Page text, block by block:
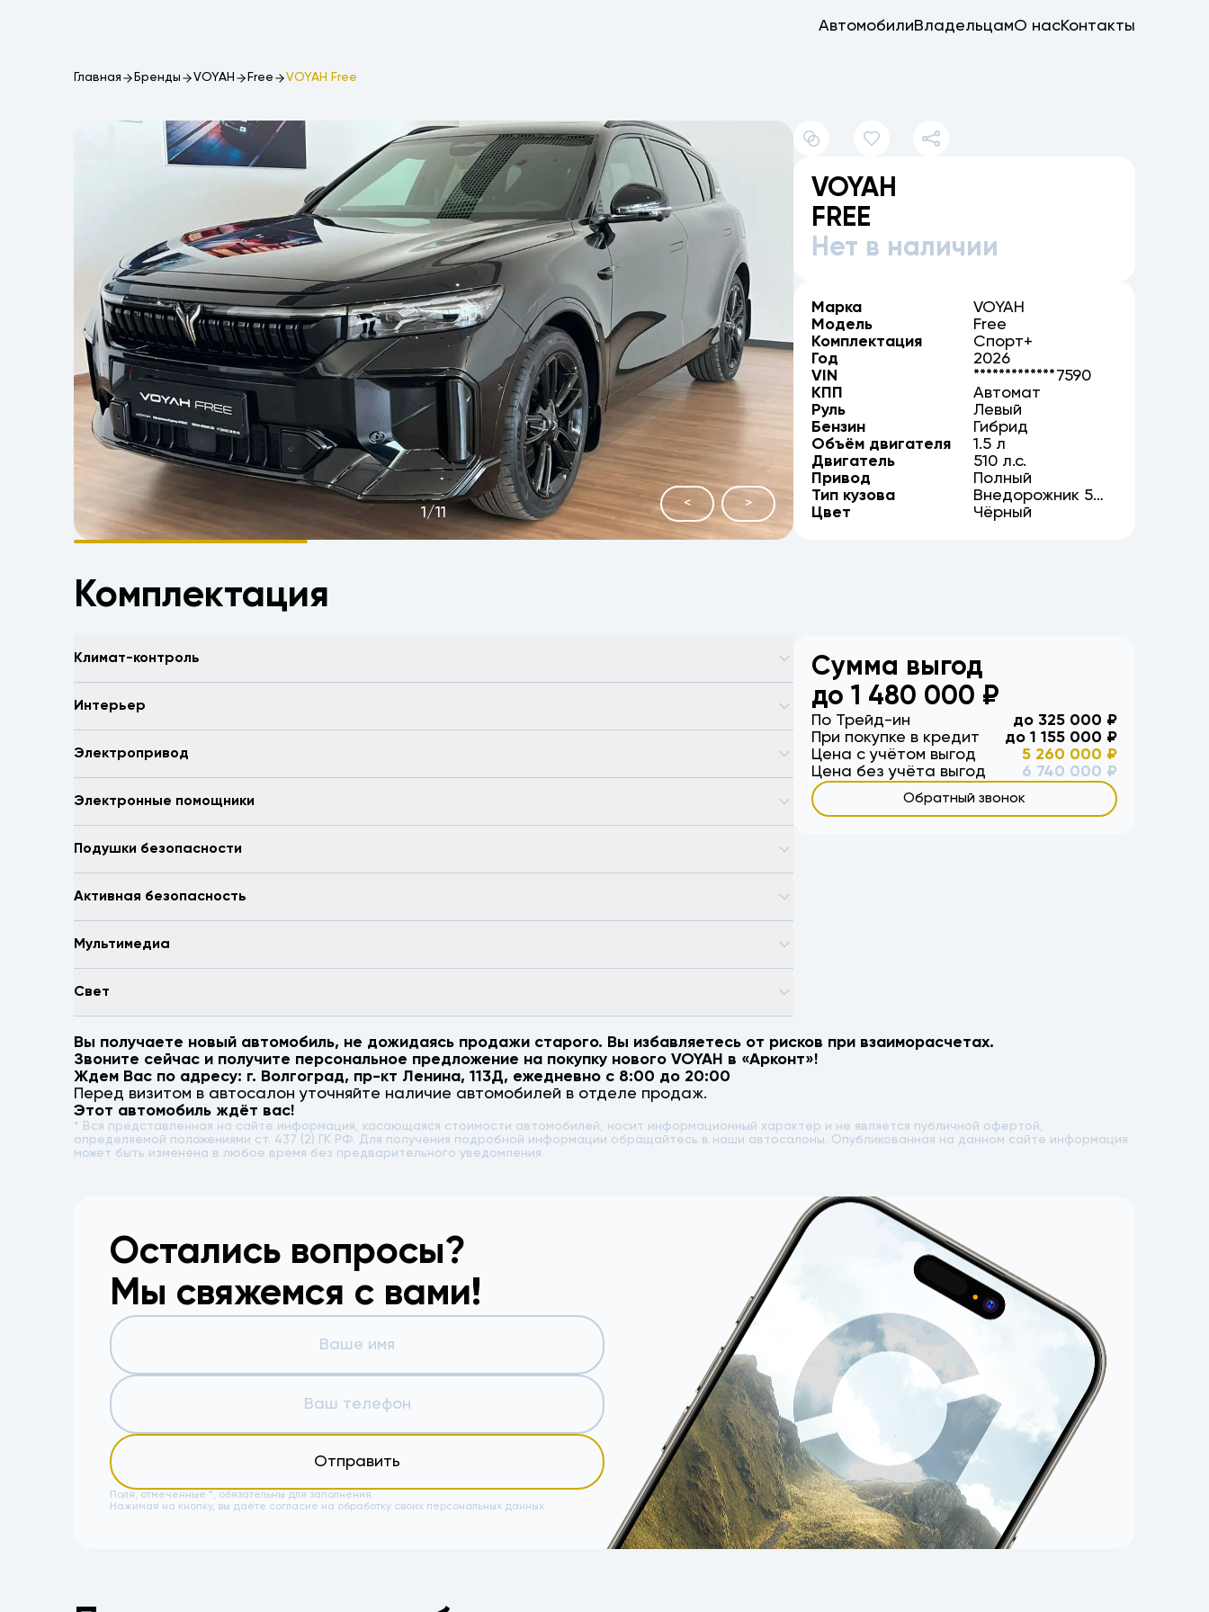
АвтомобилиВладельцамО насКонтакты
Главная Бренды VOYAH Free VOYAH Free
< >
1 /11
VOYAH
FREE
Нет в наличии
Марка
VOYAH
Модель
Free
Комплектация
Спорт+
Год
2026
VIN
*************7590
КПП
Автомат
Руль
Левый
Бензин
Гибрид
Объём двигателя
1.5 л
Двигатель
510 л.с.
Привод
Полный
Тип кузова
Внедорожник 5
дв.
Цвет Чёрный
Комплектация
Климат-контроль
Интерьер
Электропривод
Электронные помощники
Подушки безопасности
Активная безопасность
Мультимедиа
Свет
Сумма выгод
до1 480 000 ₽
По Трейд-ин до 325 000 ₽
При покупке в кредит
до 1 155 000 ₽
Цена с учётом выгод
5 260 000 ₽
Цена без учёта выгод
6 740 000 ₽
Обратный звонок
Вы получаете новый автомобиль, не дожидаясь продажи старого. Вы избавляетесь от рисков при взаиморасчетах.
Звоните сейчас и получите персональное предложение на покупку нового VOYAH в «Арконт»!
Ждем Вас по адресу: г. Волгоград, пр-кт Ленина, 113Д, ежедневно с 8:00 до 20:00
Перед визитом в автосалон уточняйте наличие автомобилей в отделе продаж.
Этот автомобиль ждёт вас!
* Вся представленная на сайте информация, касающаяся стоимости автомобилей, носит информационный характер и не является публичной офертой,
определяемой положениями ст. 437 (2) ГК РФ. Для получения подробной информации обращайтесь в наши автосалоны. Опубликованная на данном сайте информация
может быть изменена в любое время без предварительного уведомления.
Остались вопросы?
Мы свяжемся с вами!
Отправить
Поля, отмеченные *, обязательны для заполнения.
Нажимая на кнопку, вы даёте согласие на обработку своих персональных данных.